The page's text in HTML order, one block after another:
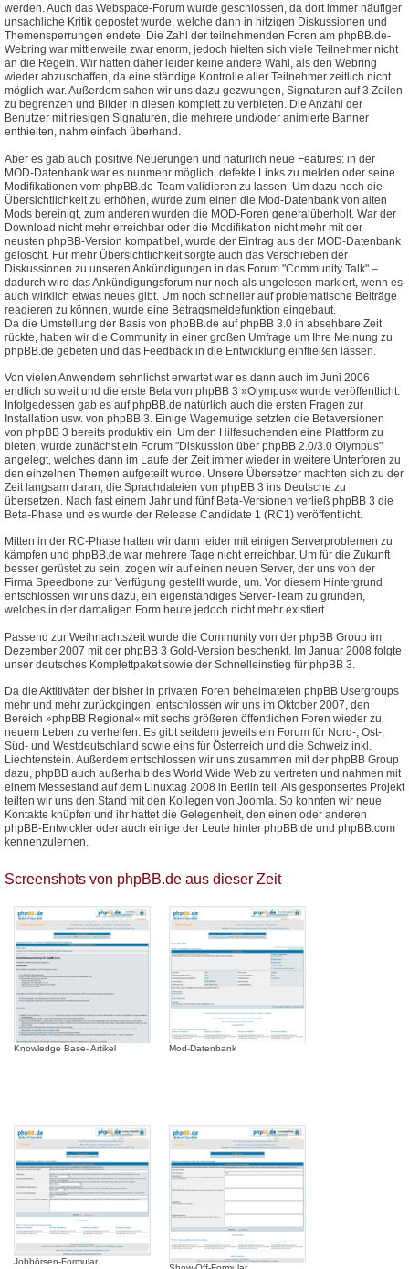
werden. Auch das Webspace-Forum wurde geschlossen, da dort immer häufiger
unsachliche Kritik gepostet wurde, welche dann in hitzigen Diskussionen und
Themensperrungen endete. Die Zahl der teilnehmenden Foren am phpBB.de-
Webring war mittlerweile zwar enorm, jedoch hielten sich viele Teilnehmer nicht
an die Regeln. Wir hatten daher leider keine andere Wahl, als den Webring
wieder abzuschaffen, da eine ständige Kontrolle aller Teilnehmer zeitlich nicht
möglich war. Außerdem sahen wir uns dazu gezwungen, Signaturen auf 3 Zeilen
zu begrenzen und Bilder in diesen komplett zu verbieten. Die Anzahl der
Benutzer mit riesigen Signaturen, die mehrere und/oder animierte Banner
enthielten, nahm einfach überhand.
Aber es gab auch positive Neuerungen und natürlich neue Features: in der
MOD-Datenbank war es nunmehr möglich, defekte Links zu melden oder seine
Modifikationen vom phpBB.de-Team validieren zu lassen. Um dazu noch die
Übersichtlichkeit zu erhöhen, wurde zum einen die Mod-Datenbank von alten
Mods bereinigt, zum anderen wurden die MOD-Foren generalüberholt. War der
Download nicht mehr erreichbar oder die Modifikation nicht mehr mit der
neusten phpBB-Version kompatibel, wurde der Eintrag aus der MOD-Datenbank
gelöscht. Für mehr Übersichtlichkeit sorgte auch das Verschieben der
Diskussionen zu unseren Ankündigungen in das Forum "Community Talk" –
dadurch wird das Ankündigungsforum nur noch als ungelesen markiert, wenn es
auch wirklich etwas neues gibt. Um noch schneller auf problematische Beiträge
reagieren zu können, wurde eine Betragsmeldefunktion eingebaut.
Da die Umstellung der Basis von phpBB.de auf phpBB 3.0 in absehbare Zeit
rückte, haben wir die Community in einer großen Umfrage um Ihre Meinung zu
phpBB.de gebeten und das Feedback in die Entwicklung einfließen lassen.
Von vielen Anwendern sehnlichst erwartet war es dann auch im Juni 2006
endlich so weit und die erste Beta von phpBB 3 »Olympus« wurde veröffentlicht.
Infolgedessen gab es auf phpBB.de natürlich auch die ersten Fragen zur
Installation usw. von phpBB 3. Einige Wagemutige setzten die Betaversionen
von phpBB 3 bereits produktiv ein. Um den Hilfesuchenden eine Plattform zu
bieten, wurde zunächst ein Forum "Diskussion über phpBB 2.0/3.0 Olympus"
angelegt, welches dann im Laufe der Zeit immer wieder in weitere Unterforen zu
den einzelnen Themen aufgeteilt wurde. Unsere Übersetzer machten sich zu der
Zeit langsam daran, die Sprachdateien von phpBB 3 ins Deutsche zu
übersetzen. Nach fast einem Jahr und fünf Beta-Versionen verließ phpBB 3 die
Beta-Phase und es wurde der Release Candidate 1 (RC1) veröffentlicht.
Mitten in der RC-Phase hatten wir dann leider mit einigen Serverproblemen zu
kämpfen und phpBB.de war mehrere Tage nicht erreichbar. Um für die Zukunft
besser gerüstet zu sein, zogen wir auf einen neuen Server, der uns von der
Firma Speedbone zur Verfügung gestellt wurde, um. Vor diesem Hintergrund
entschlossen wir uns dazu, ein eigenständiges Server-Team zu gründen,
welches in der damaligen Form heute jedoch nicht mehr existiert.
Passend zur Weihnachtszeit wurde die Community von der phpBB Group im
Dezember 2007 mit der phpBB 3 Gold-Version beschenkt. Im Januar 2008 folgte
unser deutsches Komplettpaket sowie der Schnelleinstieg für phpBB 3.
Da die Aktitiväten der bisher in privaten Foren beheimateten phpBB Usergroups
mehr und mehr zurückgingen, entschlossen wir uns im Oktober 2007, den
Bereich »phpBB Regional« mit sechs größeren öffentlichen Foren wieder zu
neuem Leben zu verhelfen. Es gibt seitdem jeweils ein Forum für Nord-, Ost-,
Süd- und Westdeutschland sowie eins für Österreich und die Schweiz inkl.
Liechtenstein. Außerdem entschlossen wir uns zusammen mit der phpBB Group
dazu, phpBB auch außerhalb des World Wide Web zu vertreten und nahmen mit
einem Messestand auf dem Linuxtag 2008 in Berlin teil. Als gesponsertes Projekt
teilten wir uns den Stand mit den Kollegen von Joomla. So konnten wir neue
Kontakte knüpfen und ihr hattet die Gelegenheit, den einen oder anderen
phpBB-Entwickler oder auch einige der Leute hinter phpBB.de und phpBB.com
kennenzulernen.
Screenshots von phpBB.de aus dieser Zeit
Knowledge Base- Artikel Mod-Datenbank
Jobbörsen-Formular